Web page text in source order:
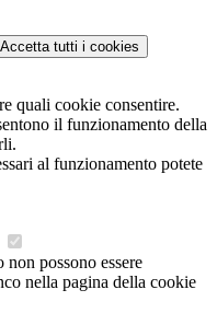
Accetta tutti i cookies
quali cookie consentire.
il funzionamento della
al funzionamento potete
possono essere
nella pagina della cookie